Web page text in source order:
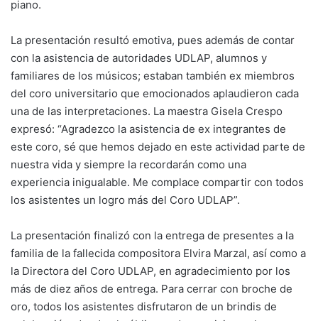
piano.
La presentación resultó emotiva, pues además de contar
con la asistencia de autoridades UDLAP, alumnos y
familiares de los músicos; estaban también ex miembros
del coro universitario que emocionados aplaudieron cada
una de las interpretaciones. La maestra Gisela Crespo
expresó: “Agradezco la asistencia de ex integrantes de
este coro, sé que hemos dejado en este actividad parte de
nuestra vida y siempre la recordarán como una
experiencia inigualable. Me complace compartir con todos
los asistentes un logro más del Coro UDLAP”.
La presentación finalizó con la entrega de presentes a la
familia de la fallecida compositora Elvira Marzal, así como a
la Directora del Coro UDLAP, en agradecimiento por los
más de diez años de entrega. Para cerrar con broche de
oro, todos los asistentes disfrutaron de un brindis de